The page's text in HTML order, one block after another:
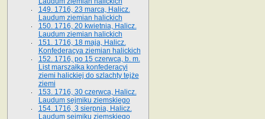
149. 1716, 23 marca, Halicz.
Laudum ziemian halickich
150. 1716, 20 kwietnia, Halicz.
Laudum ziemian halickich
151. 1716, 18 maja, Halicz.
Konfederacya ziemian halickich
152. 1716, po 15 czerwca, b. m.
List marszałka konfederacyi
ziemi halickiej do szlachty tejże
ziemi
153. 1716, 30 czerwca, Halicz.
Laudum sejmiku ziemskiego
154. 1716, 3 sierpnia, Halicz.
Laudum sejmiku ziemskiego